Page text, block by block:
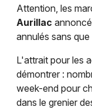
Attention, les
Aurillac
annulés sans
L'attrait pour les
démontrer :
week-end pour
dans le grenier